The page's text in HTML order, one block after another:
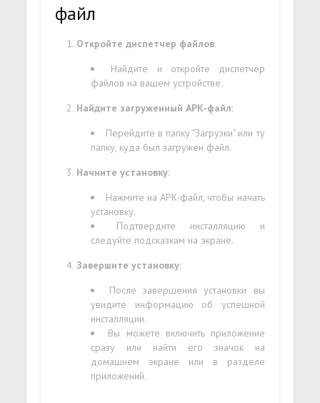
файл
Откройте диспетчер файлов:
Найдите и откройте диспетчер
файлов на вашем устройстве.
Найдите загруженный APK-файл:
Перейдите в папку "Загрузки" или ту
папку, куда был загружен файл.
Начните установку:
Нажмите на APK-файл, чтобы начать
установку.
Подтвердите инсталляцию и
следуйте подсказкам на экране.
Завершите установку:
После завершения установки вы
увидите информацию об успешной
инсталляции.
Вы можете включить приложение
сразу или найти его значок на
домашнем экране или в разделе
приложений.